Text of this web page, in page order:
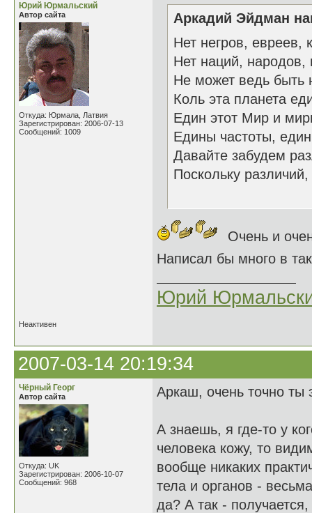
Юрий Юрмальский
Автор сайта
Откуда: Юрмала, Латвия
Зарегистрирован: 2006-07-13
Сообщений: 1009
Аркадий Эйдман
Нет негров, евреев,
Нет наций, народов,
Не может ведь быть
Коль эта планета
Един этот Мир и
Едины частоты, един
Давайте забудем
Поскольку
Очень и
Написал бы много в
Юрий
Неактивен
2007-03-14 20:19:34
Чёрный Георг
Автор сайта
Откуда: UK
Зарегистрирован: 2006-10-07
Сообщений: 968
Аркаш, очень точно
А знаешь, я где-то у
человека кожу, то
вообще никаких
тела и органов -
да? А так -